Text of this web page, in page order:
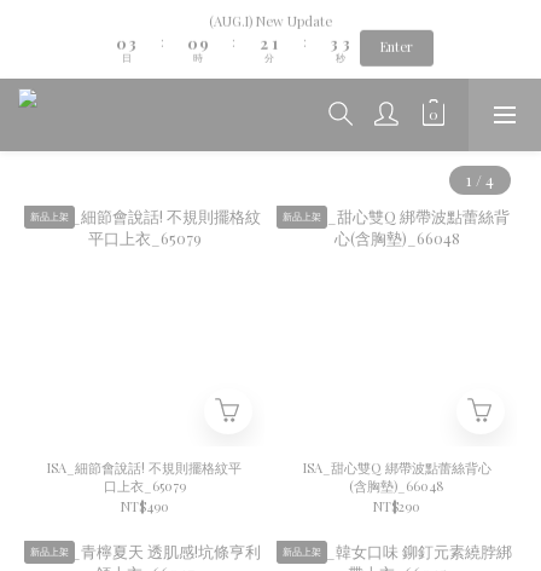
Aug.06th-Aug.12th new collection...🌺
(AUG.I) New Update
0 3
2
日
:
09
8
4
1
0
時
:
3
2
1
2
1
0
分
:
4
3
2
0
3
2
1
0
秒
Enter
Aug.06th-Aug.12th new collection...🌺
新品上架
ISA_細節會說話! 不規則擺格紋平
口上衣_65079
NT$490
新品上架
ISA_甜心雙Q 綁帶波點蕾絲背心
(含胸墊)_66048
NT$290
新品上架 新品上架